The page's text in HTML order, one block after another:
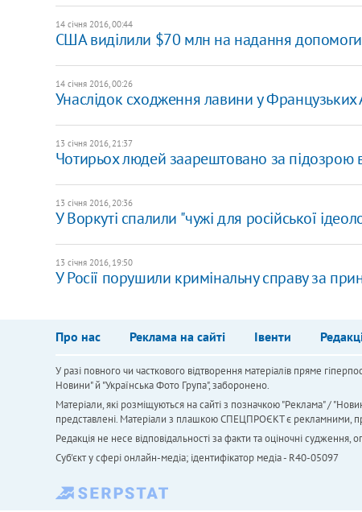
14 січня 2016, 00:44
США виділили $70 млн на надання
14 січня 2016, 00:26
Унаслідок сходження лавини у Французьких
13 січня 2016, 21:37
Чотирьох людей заарештовано за підозрою в
13 січня 2016, 20:36
У Воркуті спалили "чужі для російської
13 січня 2016, 19:50
У Росії порушили кримінальну справу за
Про нас Реклама на сайті Івенти
У разі повного чи часткового відтворення матеріалів пряме
Новини" й "Українська Фото Група", заборонено.
Матеріали, які розміщуються на сайті з позначкою "Реклама" /
представлені. Матеріали з плашкою СПЕЦПРОЄКТ є рекламними,
Редакція не несе відповідальності за факти та оціночні
Cуб'єкт у сфері онлайн-медіа; ідентифікатор медіа - R40-05097